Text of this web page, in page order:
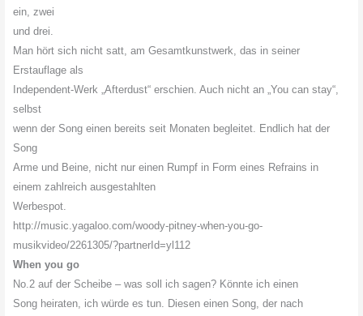
ein, zwei
und drei.
Man hört sich nicht satt, am Gesamtkunstwerk, das in seiner
Erstauflage als
Independent-Werk „Afterdust“ erschien. Auch nicht an „You can stay“,
selbst
wenn der Song einen bereits seit Monaten begleitet. Endlich hat der
Song
Arme und Beine, nicht nur einen Rumpf in Form eines Refrains in
einem zahlreich ausgestahlten
Werbespot.
http://music.yagaloo.com/woody-pitney-when-you-go-
musikvideo/2261305/?partnerId=yl112
When you go
No.2 auf der Scheibe – was soll ich sagen? Könnte ich einen
Song heiraten, ich würde es tun. Diesen einen Song, der nach